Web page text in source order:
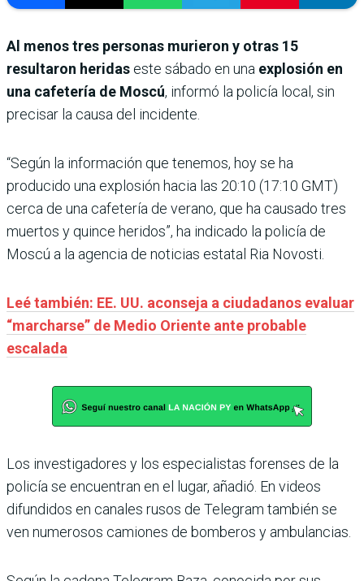
Al menos tres personas murieron y otras 15
resultaron heridas este sábado en una explosión en
una cafetería de Moscú, informó la policía local, sin
precisar la causa del incidente.
“Según la información que tenemos, hoy se ha
producido una explosión hacia las 20:10 (17:10 GMT)
cerca de una cafetería de verano, que ha causado tres
muertos y quince heridos”, ha indicado la policía de
Moscú a la agencia de noticias estatal Ria Novosti.
Leé también: EE. UU. aconseja a ciudadanos evaluar
“marcharse” de Medio Oriente ante probable
escalada
Los investigadores y los especialistas forenses de la
policía se encuentran en el lugar, añadió. En videos
difundidos en canales rusos de Telegram también se
ven numerosos camiones de bomberos y ambulancias.